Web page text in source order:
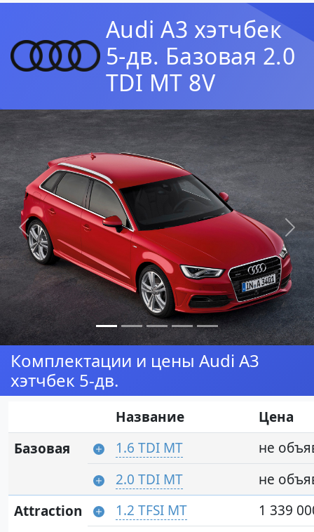
Audi A3 хэтчбек
5-дв. Базовая 2.0
TDI MT 8V
Предыдущая
Комплектации и цены Audi A3
хэтчбек 5-дв.
Название
Цена
Базовая
1.6 TDI MT
не
2.0 TDI MT
не
Attraction
1.2 TFSI MT
1 339